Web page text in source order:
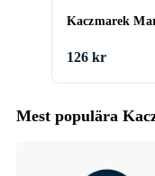
Kaczmarek
126 kr
Mest populära